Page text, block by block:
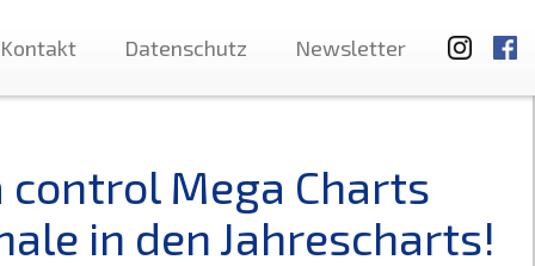
Kontakt Datenschutz Newsletter
control Mega Charts
in den Jahrescharts!